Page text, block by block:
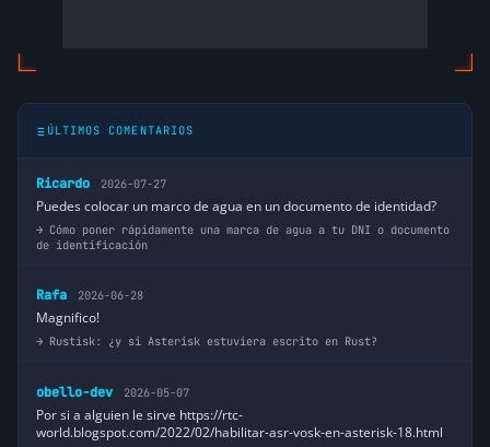
ÚLTIMOS COMENTARIOS
Ricardo 2026-07-27
Puedes colocar un marco de agua en un documento de identidad?
Cómo poner rápidamente una marca de agua a tu DNI o documento
de identificación
Rafa 2026-06-28
Magnifico!
Rustisk: ¿y si Asterisk estuviera escrito en Rust?
obello-dev 2026-05-07
Por si a alguien le sirve https://rtc-
world.blogspot.com/2022/02/habilitar-asr-vosk-en-asterisk-18.html